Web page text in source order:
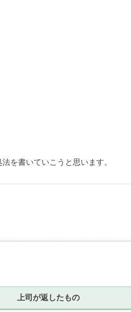
を書いていこうと思います。
上司が返したもの